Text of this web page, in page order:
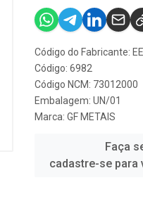
Código do Fabricante:
Código: 6982
Código NCM: 73012000
Embalagem: UN/01
Marca: GF METAIS
Faça
cadastre-se para